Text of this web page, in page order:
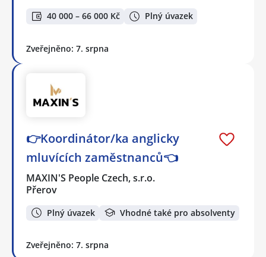
40 000 – 66 000 Kč Plný úvazek
Zveřejněno: 7. srpna
👉Koordinátor/ka anglicky
mluvících zaměstnanců👈
MAXIN'S People Czech, s.r.o.
Přerov
Plný úvazek Vhodné také pro absolventy
Zveřejněno: 7. srpna